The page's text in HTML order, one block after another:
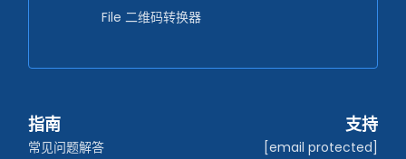
File 二维码转换器
指南
常见问题解答
支持
[email protected]